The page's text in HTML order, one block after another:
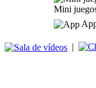
Mini
|